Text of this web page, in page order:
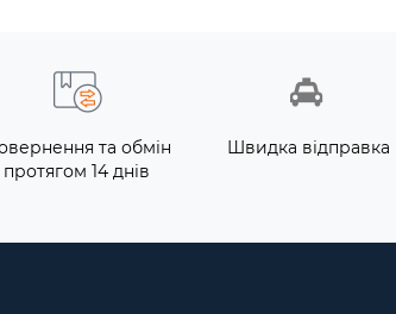
та обмін
протягом 14 днів
Швидка відправка